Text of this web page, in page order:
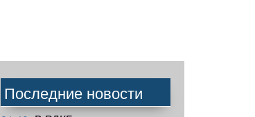
Последние новости